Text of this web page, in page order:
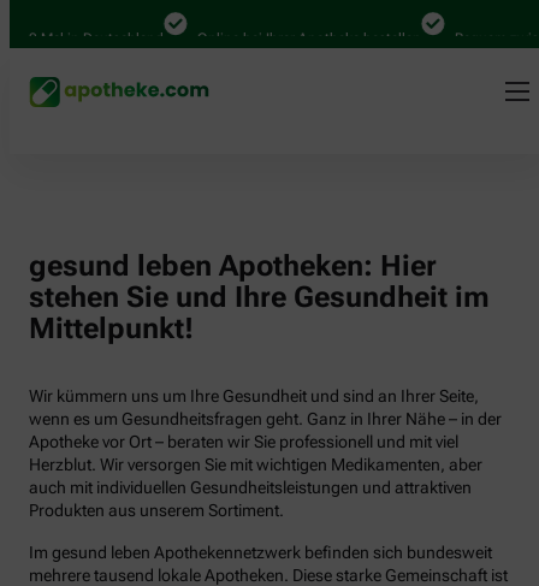
Mal in Deutschland Online bei Ihrer Apotheke bestellen Bequem
gesund leben Apotheken: Hier
stehen Sie und Ihre Gesundheit im
Mittelpunkt!
Wir kümmern uns um Ihre Gesundheit und sind an Ihrer Seite,
wenn es um Gesundheitsfragen geht. Ganz in Ihrer Nähe – in der
Apotheke vor Ort – beraten wir Sie professionell und mit viel
Herzblut. Wir versorgen Sie mit wichtigen Medikamenten, aber
auch mit individuellen Gesundheitsleistungen und attraktiven
Produkten aus unserem Sortiment.
Im gesund leben Apothekennetzwerk befinden sich bundesweit
mehrere tausend lokale Apotheken. Diese starke Gemeinschaft ist